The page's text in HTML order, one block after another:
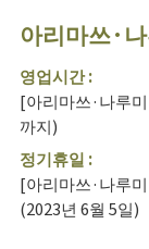
아리마쓰·
영업시간 :
[아리마쓰·나루
까지)
정기휴일 :
[아리마쓰·나루
(2023년 6월 5일)